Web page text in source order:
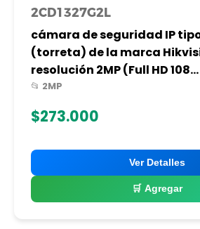
2CD1327G2L
cámara de seguridad IP
(torreta) de la marca
resolución 2MP (Full HD 108...
📂 2MP
$273.000
Ver Detalles
🛒 Agregar